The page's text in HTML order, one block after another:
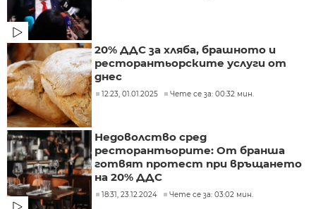
20% ДДС за хляба, брашното и
ресторантьорските услуги от
днес
12:23, 01.01.2025 Чете се за: 00:32 мин.
Недоволство сред
ресторантьорите: От бранша
готвят протест при връщането
на 20% ДДС
18:31, 23.12.2024 Чете се за: 03:02 мин.